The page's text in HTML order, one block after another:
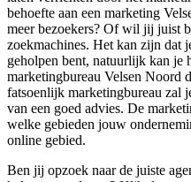
behoefte aan een marketing
meer bezoekers? Of wil jij juist
zoekmachines. Het kan zijn dat
geholpen bent, natuurlijk kan je
marketingbureau Velsen Noord
fatsoenlijk marketingbureau zal
van een goed advies. De
welke gebieden jouw
online gebied.
Ben jij opzoek naar de juiste